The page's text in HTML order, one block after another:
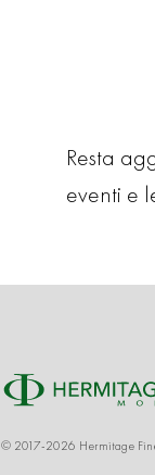
Resta
eventi e
© 2017-2026 Hermitage